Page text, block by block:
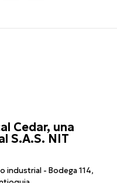
Cedar, una
S.A.S. NIT
industrial - Bodega 114,